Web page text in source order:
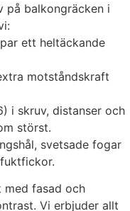
på balkongräcken i
ett heltäckande
motståndskraft
i skruv, distanser och
störst.
svetsade fogar
med fasad och
Vi erbjuder allt